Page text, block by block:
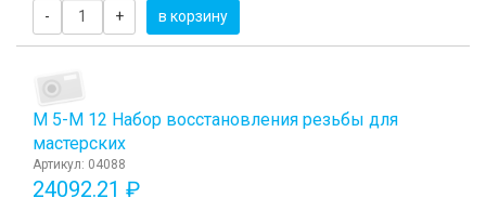
- + в корзину
М 5-М 12 Набор восстановления резьбы для
мастерских
Артикул: 04088
24092.21 ₽